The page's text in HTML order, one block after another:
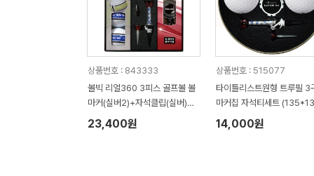
상품번호 : 843333
볼빅 리얼360 3피스 골프볼 볼
마커(실버2)+자석클립(실버)
+자석티(2)+골프타월 세트
23,400원
상품번호 : 515077
타이틀리스트원형 트루필 3
마커칩 자석티세트
45mm)
14,000원